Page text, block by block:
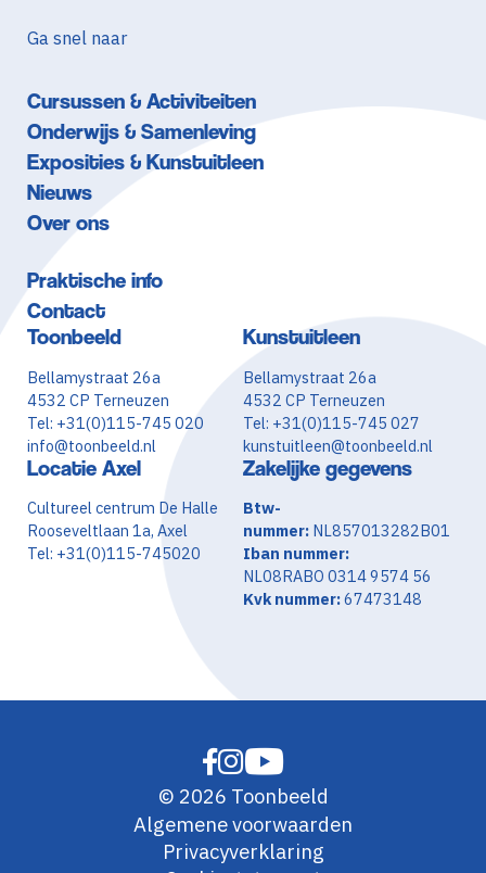
Ga snel naar
Cursussen & Activiteiten
Onderwijs & Samenleving
Exposities & Kunstuitleen
Nieuws
Over ons
Praktische info
Contact
Toonbeeld
Bellamystraat 26a
4532 CP Terneuzen
Tel: +31(0)115-745 020
info@toonbeeld.nl
Kunstuitleen
Bellamystraat 26a
4532 CP Terneuzen
Tel: +31(0)115-745 027
kunstuitleen@toonbeeld.nl
Locatie Axel
Cultureel centrum De Halle
Rooseveltlaan 1a, Axel
Tel: +31(0)115-745020
Zakelijke gegevens
Btw-
nummer: NL857013282B01
Iban nummer:
NL08RABO 0314 9574 56
Kvk nummer:67473148
© 2026 Toonbeeld
Algemene voorwaarden
Privacyverklaring